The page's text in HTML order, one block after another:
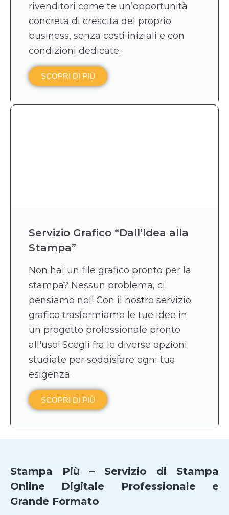
rivenditori come te un’opportunità
concreta di crescita del proprio
business, senza costi iniziali e con
condizioni dedicate.
SCOPRI DI PIÙ
Servizio Grafico “Dall’Idea alla
Stampa”
Non hai un file grafico pronto per la
stampa? Nessun problema, ci
pensiamo noi! Con il nostro servizio
grafico trasformiamo le tue idee in
un progetto professionale pronto
all'uso! Scegli fra le diverse opzioni
studiate per soddisfare ogni tua
esigenza.
SCOPRI DI PIÙ
Stampa Più – Servizio di Stampa
Online Digitale Professionale e
Grande Formato